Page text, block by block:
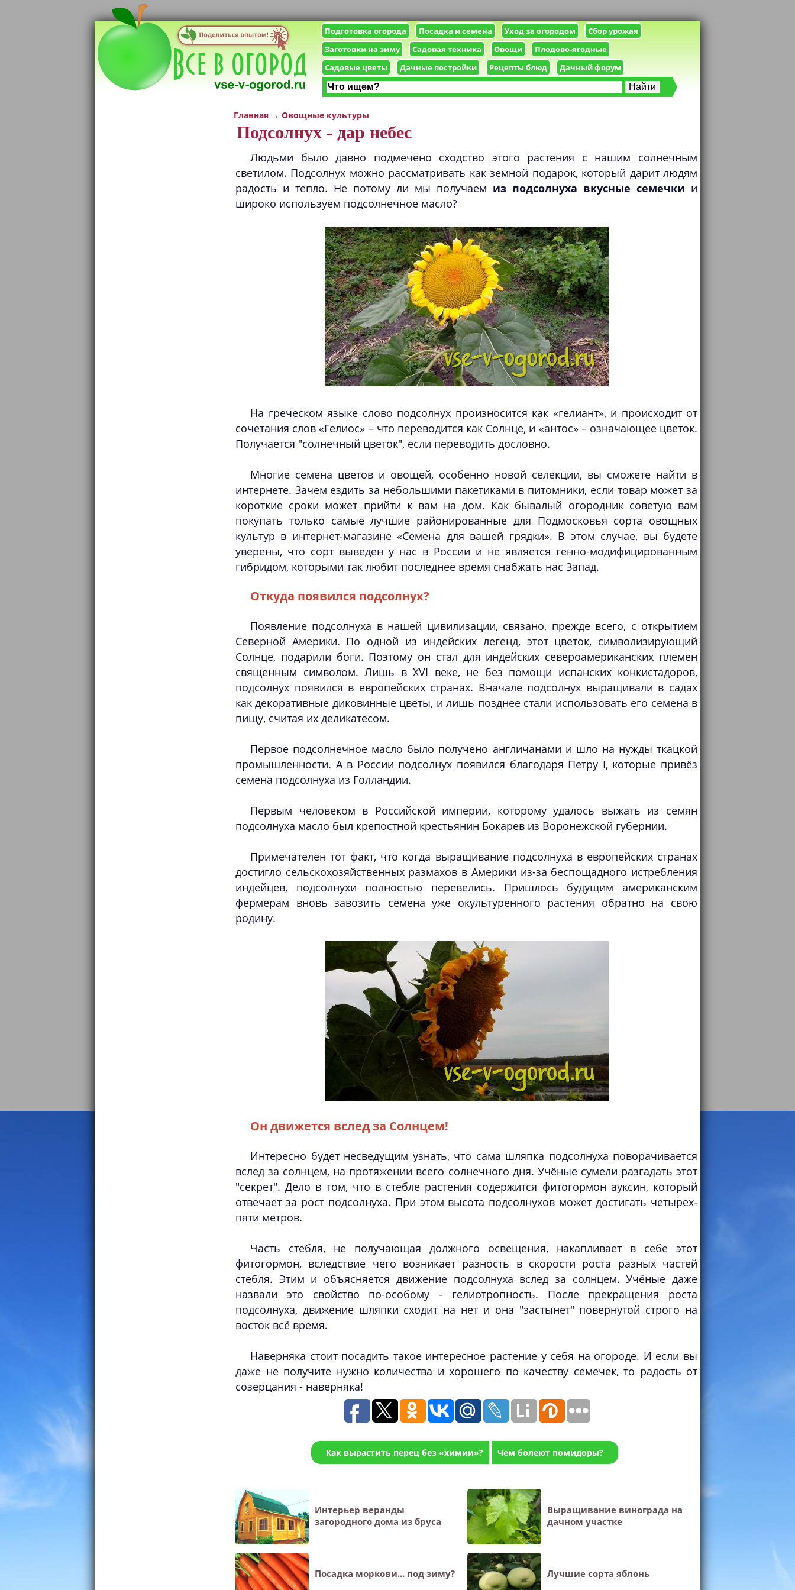
Подготовка огорода Посадка и семена Уход за огородом
Сбор урожая
Заготовки на зиму
Садовая техника Овощи
Плодово-ягодные
Садовые цветы
Дачные постройки Рецепты блюд Дачный форум
Главная → Овощные культуры
Подсолнух - дар небес
Людьми было давно подмечено сходство этого растения с нашим солнечным
светилом. Подсолнух можно рассматривать как земной подарок, который дарит людям
радость и тепло. Не потому ли мы получаем из подсолнуха вкусные семечки и
широко используем подсолнечное масло?
На греческом языке слово подсолнух произносится как «гелиант», и происходит от
сочетания слов «Гелиос» – что переводится как Солнце, и «антос» – означающее цветок.
Получается "солнечный цветок", если переводить дословно.
Многие семена цветов и овощей, особенно новой селекции, вы сможете найти в
интернете. Зачем ездить за небольшими пакетиками в питомники, если товар может за
короткие сроки может прийти к вам на дом. Как бывалый огородник советую вам
покупать только самые лучшие районированные для Подмосковья сорта овощных
культур в интернет-магазине «Семена для вашей грядки». В этом случае, вы будете
уверены, что сорт выведен у нас в России и не является генно-модифицированным
гибридом, которыми так любит последнее время снабжать нас Запад.
Откуда появился подсолнух?
Появление подсолнуха в нашей цивилизации, связано, прежде всего, с открытием
Северной Америки. По одной из индейских легенд, этот цветок, символизирующий
Солнце, подарили боги. Поэтому он стал для индейских североамериканских племен
священным символом. Лишь в XVI веке, не без помощи испанских конкистадоров,
подсолнух появился в европейских странах. Вначале подсолнух выращивали в садах
как декоративные диковинные цветы, и лишь позднее стали использовать его семена в
пищу, считая их деликатесом.
Первое подсолнечное масло было получено англичанами и шло на нужды ткацкой
промышленности. А в России подсолнух появился благодаря Петру I, которые привёз
семена подсолнуха из Голландии.
Первым человеком в Российской империи, которому удалось выжать из семян
подсолнуха масло был крепостной крестьянин Бокарев из Воронежской губернии.
Примечателен тот факт, что когда выращивание подсолнуха в европейских странах
достигло сельскохозяйственных размахов в Америки из-за беспощадного истребления
индейцев, подсолнухи полностью перевелись. Пришлось будущим американским
фермерам вновь завозить семена уже окультуренного растения обратно на свою
родину.
Он движется вслед за Солнцем!
Интересно будет несведущим узнать, что сама шляпка подсолнуха поворачивается
вслед за солнцем, на протяжении всего солнечного дня. Учёные сумели разгадать этот
"секрет". Дело в том, что в стебле растения содержится фитогормон ауксин, который
отвечает за рост подсолнуха. При этом высота подсолнухов может достигать четырех-
пяти метров.
Часть стебля, не получающая должного освещения, накапливает в себе этот
фитогормон, вследствие чего возникает разность в скорости роста разных частей
стебля. Этим и объясняется движение подсолнуха вслед за солнцем. Учёные даже
назвали это свойство по-особому - гелиотропность. После прекращения роста
подсолнуха, движение шляпки сходит на нет и она "застынет" повернутой строго на
восток всё время.
Наверняка стоит посадить такое интересное растение у себя на огороде. И если вы
даже не получите нужно количества и хорошего по качеству семечек, то радость от
созерцания - наверняка!
Как вырастить перец без «химии»? Чем болеют помидоры?
Интерьер веранды
загородного дома из бруса
Выращивание винограда на
дачном участке
Посадка моркови... под зиму? Лучшие сорта яблонь